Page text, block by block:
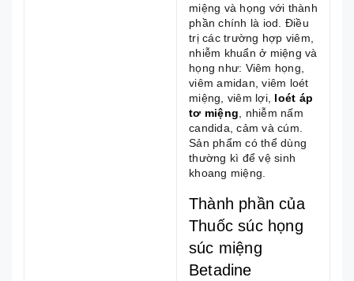
miệng và họng với thành
phần chính là iod. Điều
trị các trường hợp viêm,
nhiễm khuẩn ở miệng và
họng như: Viêm họng,
viêm amidan, viêm loét
miệng, viêm lợi, loét áp
tơ miệng , nhiễm nấm
candida, cảm và cúm.
Sản phẩm có thể dùng
thường kì để vệ sinh
khoang miệng.
Thành phần của
Thuốc súc họng
súc miệng
Betadine